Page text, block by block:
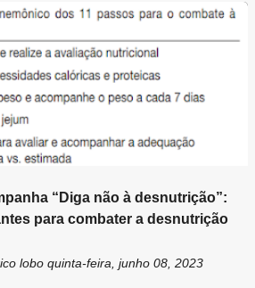
“Diga não à desnutrição”:
para combater a desnutrição
lobo quinta-feira, junho 08, 2023